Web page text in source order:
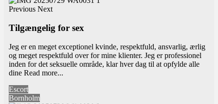
Previous Next
Tilgængelig for sex
Jeg er en meget exceptionel kvinde, respektfuld, ansvarlig, ærlig
og meget respektfuld over for mine klienter. Jeg er professionel
inden for det seksuelle område, klar hver dag til at opfylde alle
dine Read more...
Escort
Bornholm